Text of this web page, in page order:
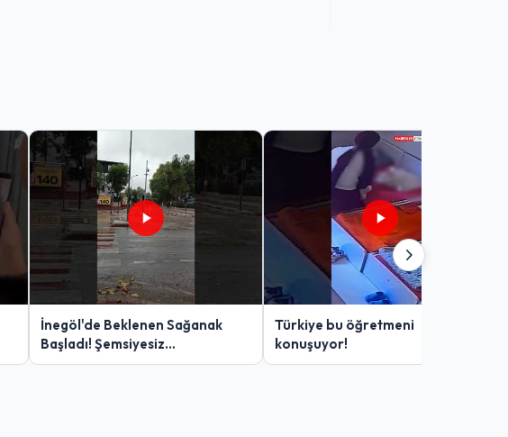
İnegöl'de Beklenen Sağanak
Başladı! Şemsiyesiz
Yakalananlar Zor Anlar Yaşadı
Türkiye bu öğretmeni
konuşuyor!